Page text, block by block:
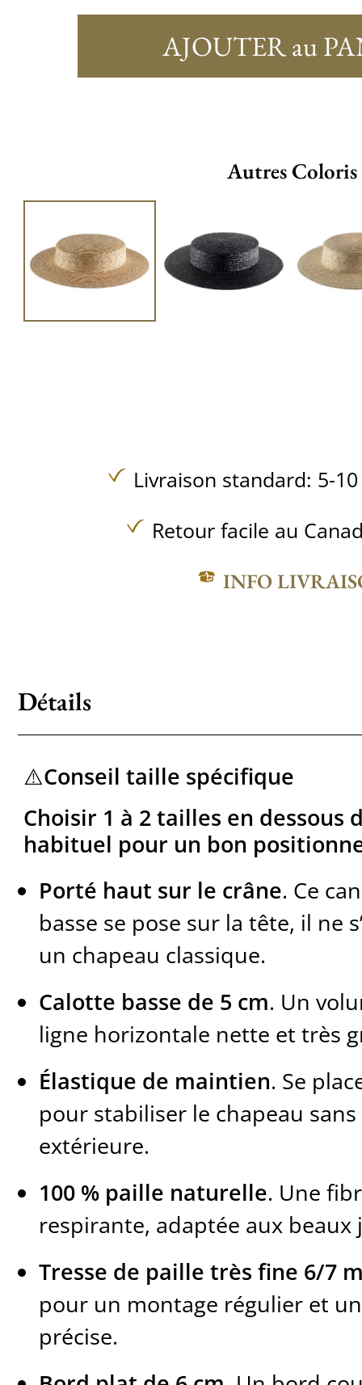
AJOUTER au
Autres Coloris
Livraison standard: 5-
Retour facile au
INFO
Détails
⚠️Conseil taille spécifique
Choisir 1 à 2 tailles en dessous
habituel pour un bon
Porté haut sur le crâne. Ce
basse se pose sur la tête, il ne
un chapeau classique.
Calotte basse de 5 cm. Un
ligne horizontale nette et très
Élastique de maintien. Se
pour stabiliser le chapeau
extérieure.
100 % paille naturelle. Une
respirante, adaptée aux beaux
Tresse de paille très fine 6/7
pour un montage régulier et
précise.